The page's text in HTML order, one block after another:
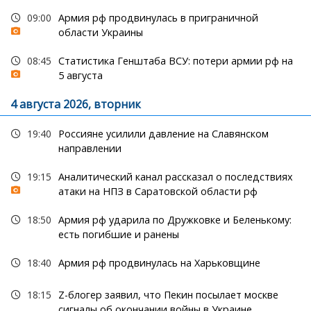
09:00 Армия рф продвинулась в приграничной
области Украины
08:45 Статистика Генштаба ВСУ: потери армии рф на
5 августа
4 августа 2026, вторник
19:40
Россияне усилили давление на Славянском
направлении
19:15 Аналитический канал рассказал о последствиях
атаки на НПЗ в Саратовской области рф
18:50 Армия рф ударила по Дружковке и Беленькому:
есть погибшие и ранены
18:40 Армия рф продвинулась на Харьковщине
18:15
Z-блогер заявил, что Пекин посылает москве